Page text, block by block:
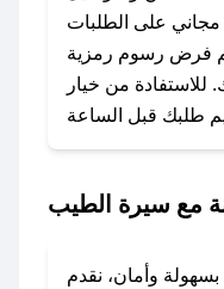
لإضافته بسرعة.
### كيفية استخدام كود خصم سيرة الطيب؟
1. انسخ كود الخصم من تطبيق صحصح.
2. الصقه في خانة الدفع عند التسوق من سيرة
دعم صحصح عبر
مجاني على الطلبات
يتم فرض رسوم رمزية
من خيار
مع سيرة الطيب
وأمان، نقدم